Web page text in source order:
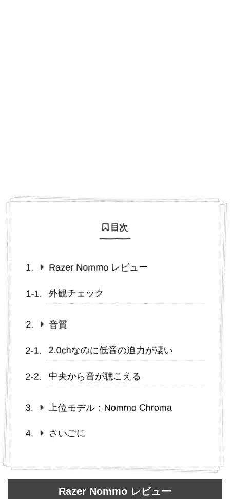
目次
Razer Nommo レビュー
外観チェック
音質
2.0chなのに低音の迫力が凄い
中央から音が聴こえる
上位モデル：Nommo Chroma
さいごに
Razer Nommo レビュー